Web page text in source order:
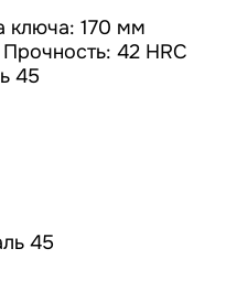
ключа: 170 мм
42 HRC
45
45